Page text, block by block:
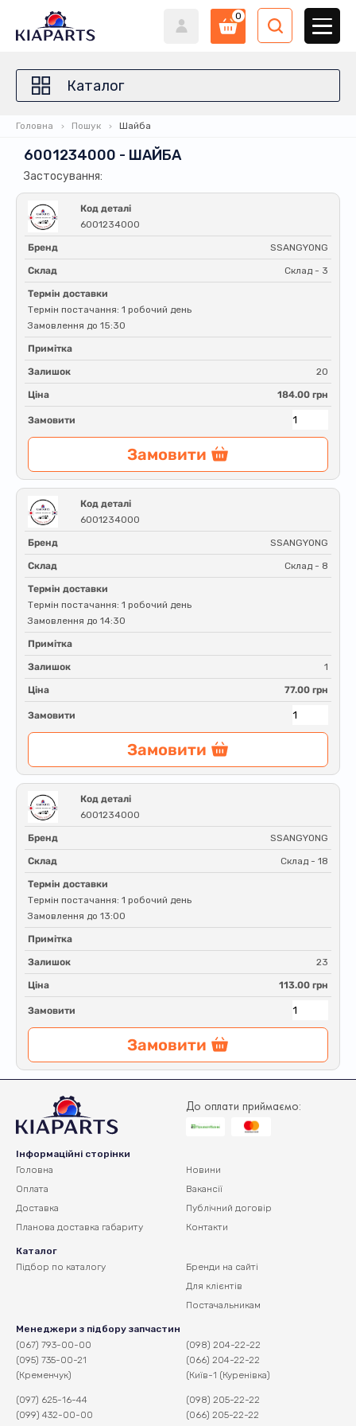
0
Каталог
Головна Пошук Шайба
6001234000 - ШАЙБА
Застосування:
Код деталі
6001234000
Бренд SSANGYONG
Склад Склад - 3
Термін доставки
Термін постачання: 1 робочий день
Замовлення до 15:30
Примітка
Залишок 20
Ціна 184.00 грн
Замовити
Замовити
Код деталі
6001234000
Бренд SSANGYONG
Склад Склад - 8
Термін доставки
Термін постачання: 1 робочий день
Замовлення до 14:30
Примітка
Залишок 1
Ціна 77.00 грн
Замовити
Замовити
Код деталі
6001234000
Бренд SSANGYONG
Склад Склад - 18
Термін доставки
Термін постачання: 1 робочий день
Замовлення до 13:00
Примітка
Залишок 23
Ціна 113.00 грн
Замовити
Замовити
До оплати приймаємо:
Інформаційні сторінки
Головна
Оплата
Доставка
Планова доставка габариту
Новини
Вакансії
Публічний договір
Контакти
Каталог
Підбор по каталогу
Бренди на сайті
Для клієнтів
Постачальникам
Менеджери з підбору запчастин
(067) 793-00-00
(095) 735-00-21
(Кременчук)
(097) 625-16-44
(099) 432-00-00
(098) 204-22-22
(066) 204-22-22
(Київ-1 (Куренівка)
(098) 205-22-22
(066) 205-22-22